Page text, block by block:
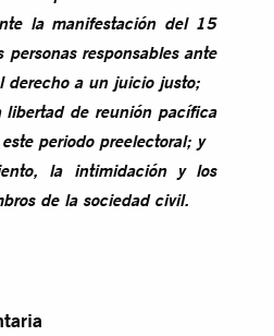
la manifestación del 15
personas responsables ante
derecho a un juicio justo;
libertad de reunión pacífica
periodo preelectoral; y
la intimidación y los
de la sociedad civil.